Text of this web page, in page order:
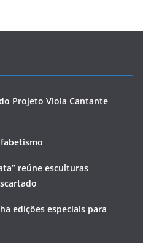
Projeto Viola Cantante
reúne esculturas
edições especiais para